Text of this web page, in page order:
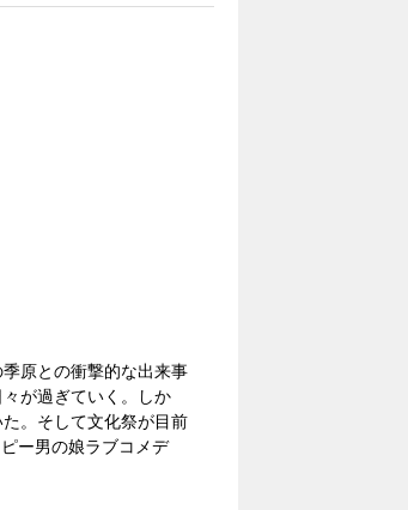
原との衝撃的な出来事
が過ぎていく。しか
。そして文化祭が目前
ー男の娘ラブコメデ